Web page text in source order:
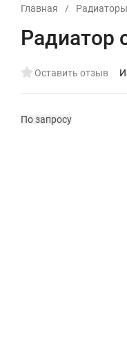
Главная /
Радиатор
Оставить отзыв
По запросу